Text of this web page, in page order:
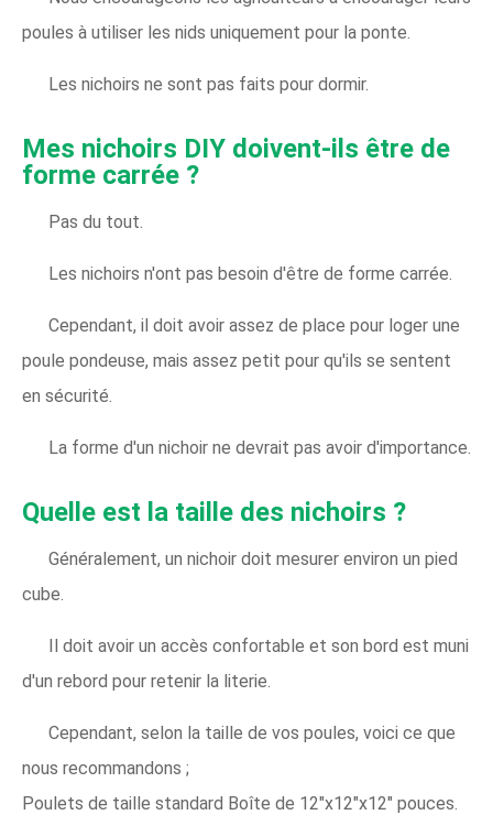
poules à utiliser les nids uniquement pour la ponte.
Les nichoirs ne sont pas faits pour dormir.
Mes nichoirs DIY doivent-ils être de
forme carrée ?
Pas du tout.
Les nichoirs n'ont pas besoin d'être de forme carrée.
Cependant, il doit avoir assez de place pour loger une
poule pondeuse, mais assez petit pour qu'ils se sentent
en sécurité.
La forme d'un nichoir ne devrait pas avoir d'importance.
Quelle est la taille des nichoirs ?
Généralement, un nichoir doit mesurer environ un pied
cube.
Il doit avoir un accès confortable et son bord est muni
d'un rebord pour retenir la literie.
Cependant, selon la taille de vos poules, voici ce que
nous recommandons ;
Poulets de taille standard Boîte de 12″x12″x12″ pouces.